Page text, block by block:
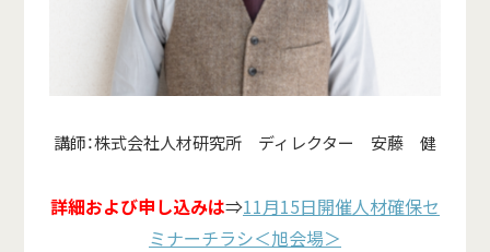
講師：株式会社人材研究所 ディレクター 安藤 健
詳細および申し込みは⇒11月15日開催人材確保セ
ミナーチラシ＜旭会場＞